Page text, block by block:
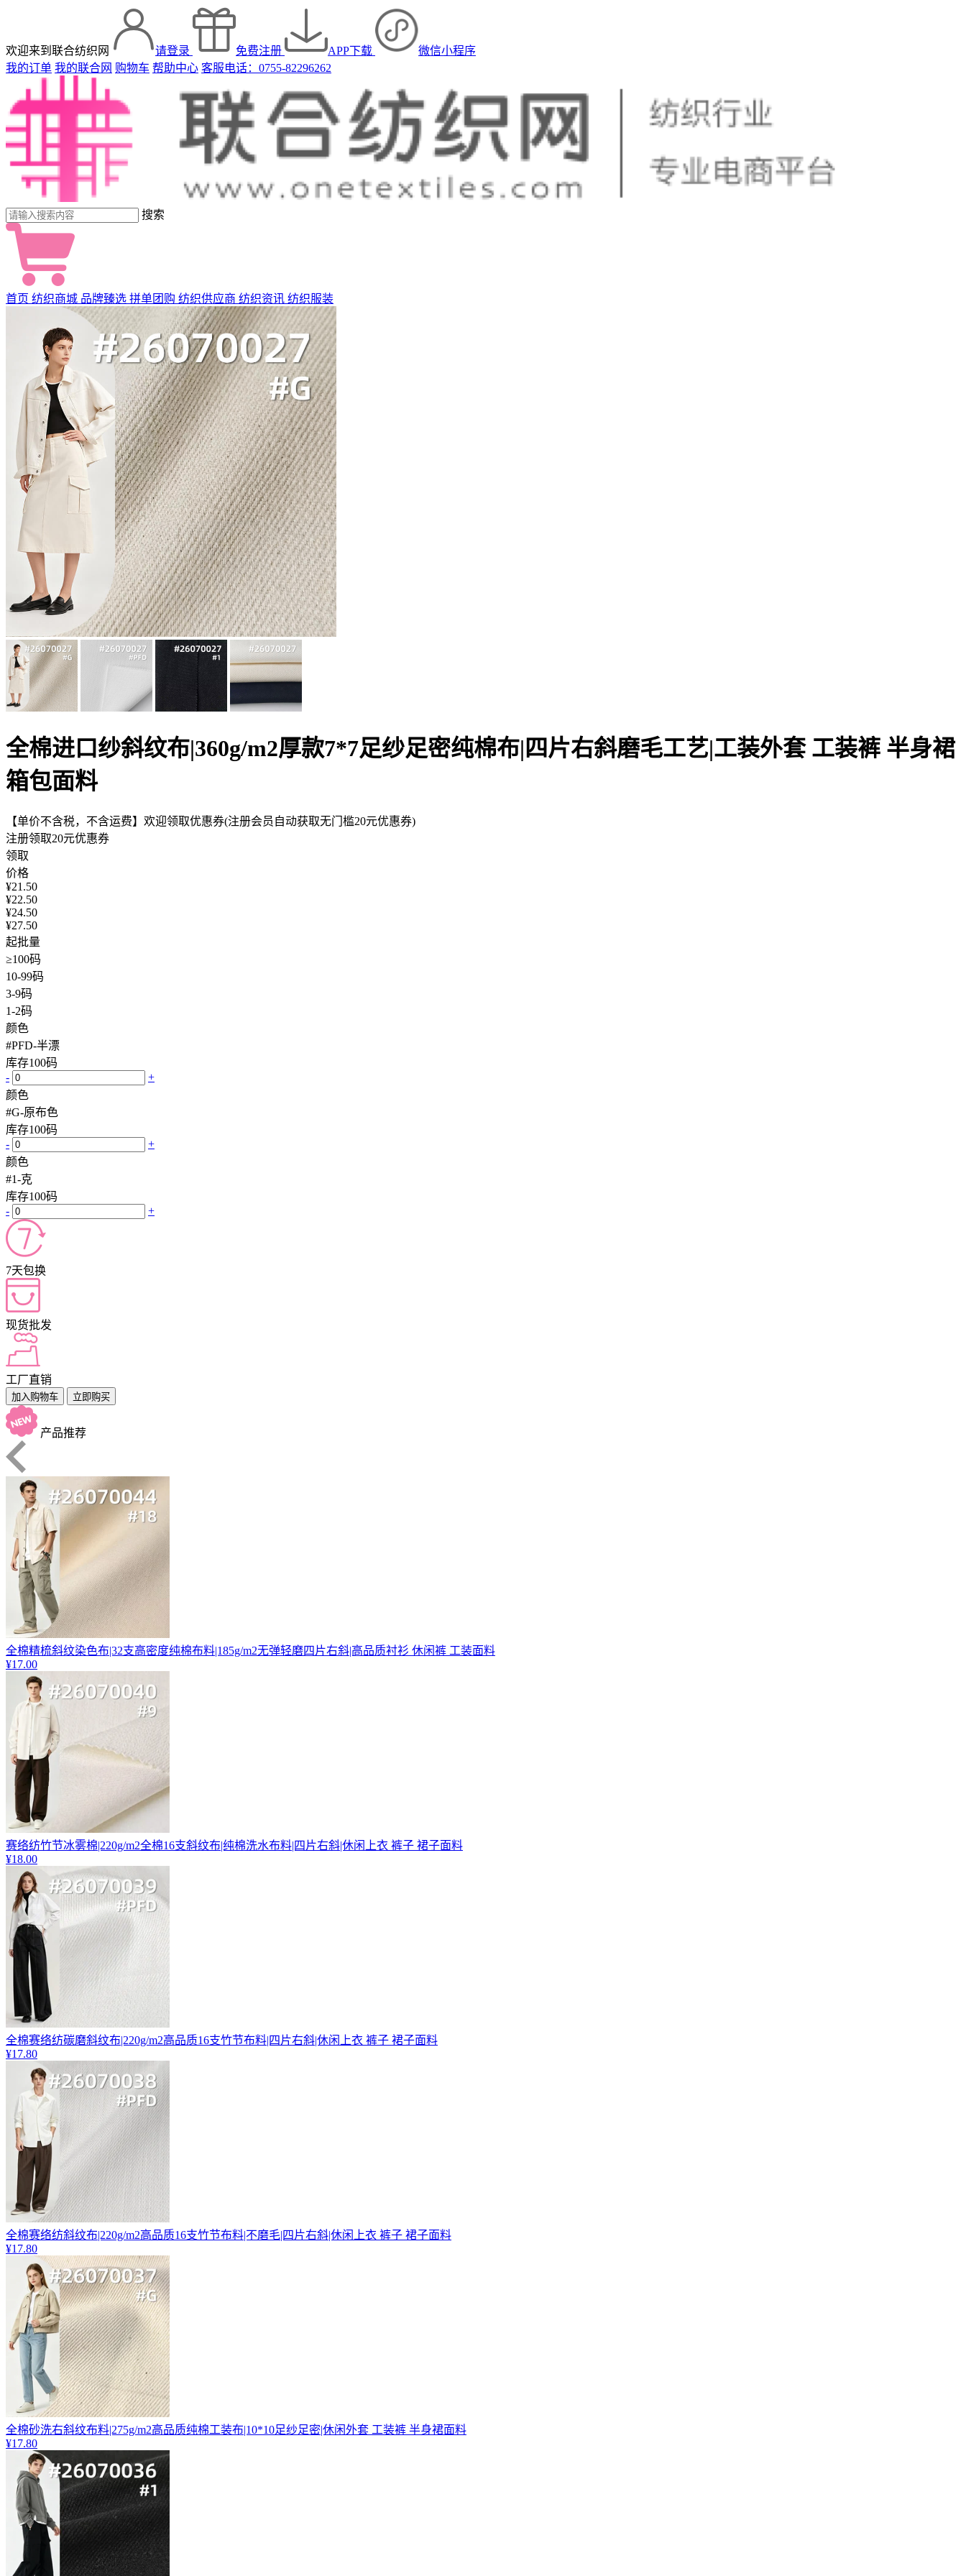
欢迎来到联合纺织网 请登录 免费注册 APP下载
微信小程序
我的订单 我的联合网 购物车 帮助中心 客服电话：0755-82296262
搜索
首页 纺织商城 品牌臻选 拼单团购 纺织供应商 纺织资讯 纺织服装
全棉进口纱斜纹布|360g/m2厚款7*7足纱足密纯棉布|四片右斜磨毛工艺|工装外套 工装裤 半身裙
箱包面料
【单价不含税，不含运费】欢迎领取优惠券(注册会员自动获取无门槛20元优惠券)
注册领取20元优惠券
领取
价格
¥21.50
¥22.50
¥24.50
¥27.50
起批量
≥100码
10-99码
3-9码
1-2码
颜色
#PFD-半漂
库存100码
-
+
颜色
#G-原布色
库存100码
-
+
颜色
#1-克
库存100码
-
+
7天包换
现货批发
工厂直销
加入购物车 立即购买
产品推荐
全棉精梳斜纹染色布|32支高密度纯棉布料|185g/m2无弹轻磨四片右斜|高品质衬衫‌ 休闲裤‌ 工装‌面料
¥17.00
赛络纺竹节冰雾棉|220g/m2全棉16支斜纹布|纯棉洗水布料|四片右斜|休闲上衣 裤子 裙子面料
¥18.00
全棉赛络纺碳磨斜纹布|220g/m2高品质16支竹节布料|四片右斜|休闲上衣 裤子 裙子面料
¥17.80
全棉赛络纺斜纹布|220g/m2高品质16支竹节布料|不磨毛|四片右斜|休闲上衣 裤子 裙子面料
¥17.80
全棉砂洗右斜纹布料|275g/m2高品质纯棉工装布|10*10足纱足密|休闲外套 工装裤 半身裙面料
¥17.80